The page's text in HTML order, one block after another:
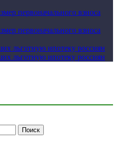
первоначального взноса
первоначального взноса
льготную ипотеку россиян
льготную ипотеку россиян